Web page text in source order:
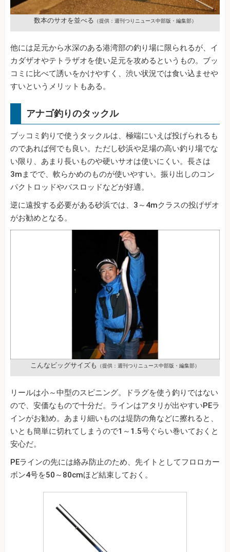
数本のサオを並べる （提供：週刊つりニュース中部版・編集部）
他には足元から水深のある港湾部の釣り場に限られるが、イ
カダザオやテトラザオを使い足元を攻めるというもの。ブッ
コミに比べて誘いをかけやすく、渋い状況では食い込ませや
すいというメリットもある。
アナゴ釣りのタックル
ブッコミ釣りで使うタックルは、極端にいえば投げられるも
のであれば何でも良い。ただし砂浜や足場の高い釣り場でな
い限り、あまり長いものや硬いサオは使いにくい。長さは
3mまでで、軟らかめのものが使いやすい。振り出しのコン
パクトロッドやバスロッドなどが好適。
逆に遠投する必要がある砂浜では、3～4mクラスの投げザオ
がお勧めとなる。
こんなビッグサイズも （提供：週刊つりニュース中部版・編集部）
リールは小～中型のスピニング。ドラグを使う釣りではない
ので、安価なもので十分だ。ラインはアタリが出やすいPEラ
インがお勧め。あまり細いものは堤防の角などに擦れると、
いとも簡単に切れてしまうので1～1.5号ぐらい巻いておくと
安心だ。
PEラインの先には絡み防止のため、先イトとしてフロロカー
ボン4号を50～80cmほど結束しておく。